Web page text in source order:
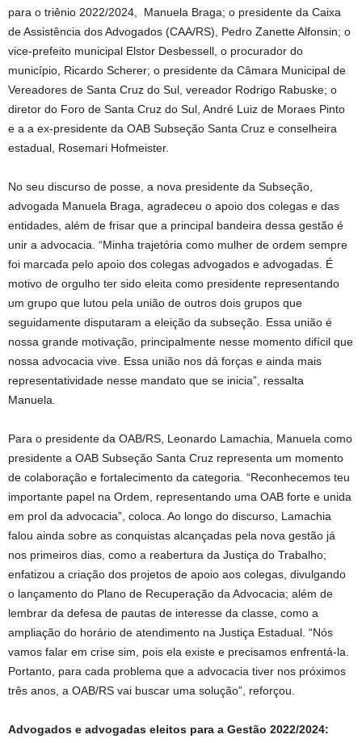
para o triênio 2022/2024, Manuela Braga; o presidente da Caixa
de Assistência dos Advogados (CAA/RS), Pedro Zanette Alfonsin; o
vice-prefeito municipal Elstor Desbessell, o procurador do
município, Ricardo Scherer; o presidente da Câmara Municipal de
Vereadores de Santa Cruz do Sul, vereador Rodrigo Rabuske; o
diretor do Foro de Santa Cruz do Sul, André Luiz de Moraes Pinto
e a a ex-presidente da OAB Subseção Santa Cruz e conselheira
estadual, Rosemari Hofmeister.
No seu discurso de posse, a nova presidente da Subseção,
advogada Manuela Braga, agradeceu o apoio dos colegas e das
entidades, além de frisar que a principal bandeira dessa gestão é
unir a advocacia. “Minha trajetória como mulher de ordem sempre
foi marcada pelo apoio dos colegas advogados e advogadas. É
motivo de orgulho ter sido eleita como presidente representando
um grupo que lutou pela união de outros dois grupos que
seguidamente disputaram a eleição da subseção. Essa união é
nossa grande motivação, principalmente nesse momento difícil que
nossa advocacia vive. Essa união nos dá forças e ainda mais
representatividade nesse mandato que se inicia”, ressalta
Manuela.
Para o presidente da OAB/RS, Leonardo Lamachia, Manuela como
presidente a OAB Subseção Santa Cruz representa um momento
de colaboração e fortalecimento da categoria. “Reconhecemos teu
importante papel na Ordem, representando uma OAB forte e unida
em prol da advocacia”, coloca. Ao longo do discurso, Lamachia
falou ainda sobre as conquistas alcançadas pela nova gestão já
nos primeiros dias, como a reabertura da Justiça do Trabalho;
enfatizou a criação dos projetos de apoio aos colegas, divulgando
o lançamento do Plano de Recuperação da Advocacia; além de
lembrar da defesa de pautas de interesse da classe, como a
ampliação do horário de atendimento na Justiça Estadual. “Nós
vamos falar em crise sim, pois ela existe e precisamos enfrentá-la.
Portanto, para cada problema que a advocacia tiver nos próximos
três anos, a OAB/RS vai buscar uma solução”, reforçou.
Advogados e advogadas eleitos para a Gestão 2022/2024: